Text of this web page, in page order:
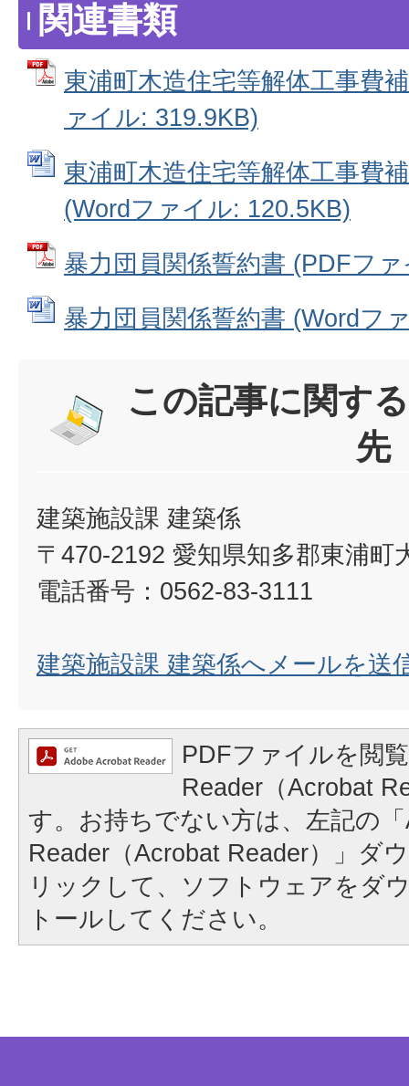
関連書類
東浦町木造住宅等解体工事費
ァイル: 319.9KB)
東浦町木造住宅等解体工事費
(Wordファイル: 120.5KB)
暴力団員関係誓約書 (PDFフ
暴力団員関係誓約書 (Wordフ
この記事に関す
先
建築施設課 建築係
〒470-2192 愛知県知多郡東浦町
電話番号：0562-83-3111
建築施設課 建築係へメールを送
PDFファイルを閲
Reader（Acrobat
す。お持ちでない方は、左記の
Reader（Acrobat Reader）」ダ
リックして、ソフトウェアをダ
トールしてください。